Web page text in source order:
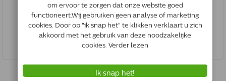
Vitaminthe Ontwormpasta | 25 Ml
8714076002593
Niet op voorraad